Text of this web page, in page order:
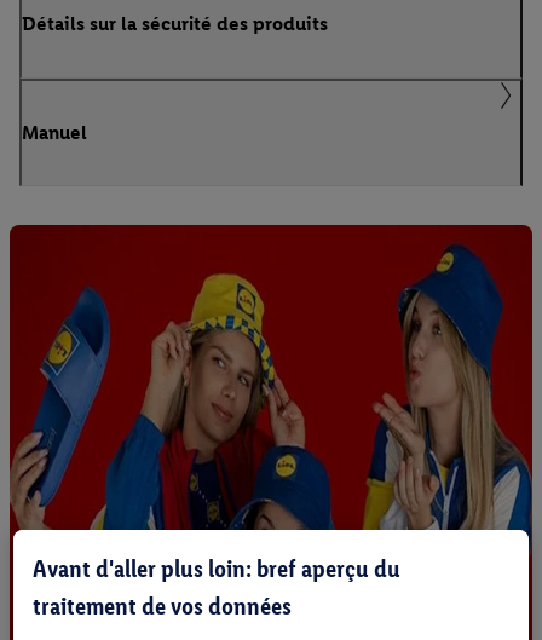
Détails sur la sécurité des produits
Manuel
Avant d'aller plus loin: bref aperçu du
traitement de vos données